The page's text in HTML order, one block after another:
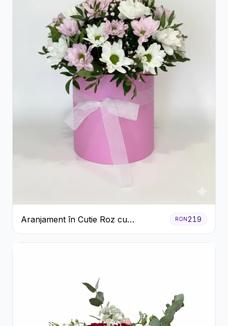
Aranjament în Cutie Roz cu
Crizanteme Albe și Lila
RON219